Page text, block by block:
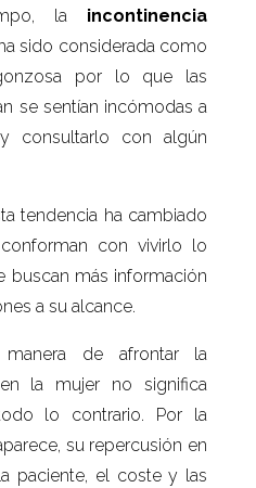
la incontinencia
ha sido considerada como
por lo que las
se sentían incómodas a
consultarlo con algún
tendencia ha cambiado
con vivirlo lo
buscan más información
a su alcance.
de afrontar la
en la mujer no significa
lo contrario. Por la
su repercusión en
paciente, el coste y las